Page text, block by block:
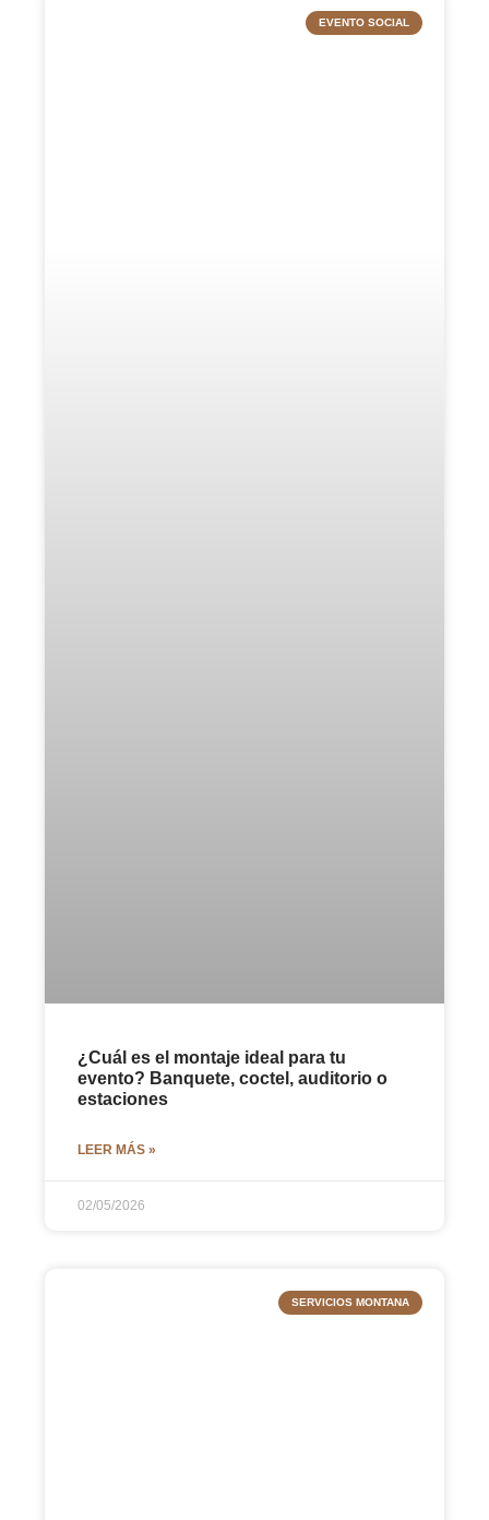
EVENTO SOCIAL
¿Cuál es el montaje ideal para tu
evento? Banquete, coctel, auditorio o
estaciones
LEER MÁS »
02/05/2026
SERVICIOS MONTANA